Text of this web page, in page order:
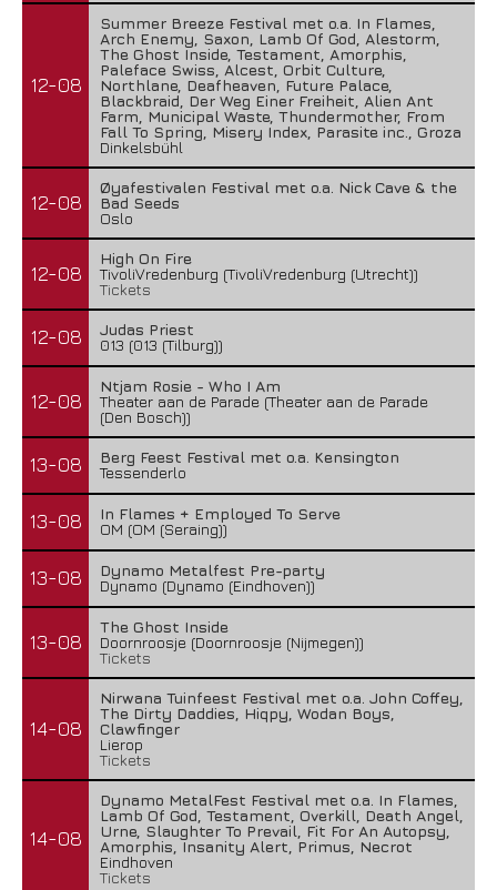
12-08
Summer Breeze Festival met o.a. In Flames,
Arch Enemy, Saxon, Lamb Of God, Alestorm,
The Ghost Inside, Testament, Amorphis,
Paleface Swiss, Alcest, Orbit Culture,
Northlane, Deafheaven, Future Palace,
Blackbraid, Der Weg Einer Freiheit, Alien Ant
Farm, Municipal Waste, Thundermother, From
Fall To Spring, Misery Index, Parasite inc., Groza
Dinkelsbühl
12-08
Øyafestivalen Festival met o.a. Nick Cave & the
Bad Seeds
Oslo
12-08
High On Fire
TivoliVredenburg (TivoliVredenburg (Utrecht))
Tickets
12-08
Judas Priest
013 (013 (Tilburg))
12-08
Ntjam Rosie - Who I Am
Theater aan de Parade (Theater aan de Parade
(Den Bosch))
13-08
Berg Feest Festival met o.a. Kensington
Tessenderlo
13-08
In Flames + Employed To Serve
OM (OM (Seraing))
13-08
Dynamo Metalfest Pre-party
Dynamo (Dynamo (Eindhoven))
13-08
The Ghost Inside
Doornroosje (Doornroosje (Nijmegen))
Tickets
14-08
Nirwana Tuinfeest Festival met o.a. John Coffey,
The Dirty Daddies, Hiqpy, Wodan Boys,
Clawfinger
Lierop
Tickets
14-08
Dynamo MetalFest Festival met o.a. In Flames,
Lamb Of God, Testament, Overkill, Death Angel,
Urne, Slaughter To Prevail, Fit For An Autopsy,
Amorphis, Insanity Alert, Primus, Necrot
Eindhoven
Tickets